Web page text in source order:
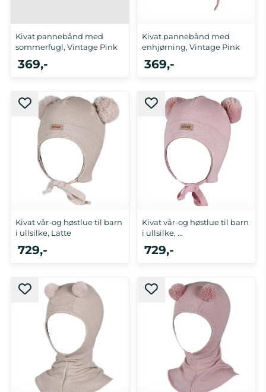
Kivat pannebånd med
sommerfugl, Vintage Pink
5-8 år
369,-
Kivat pannebånd med
enhjørning, Vintage Pink
5-8 år
369,-
Kivat vår-og høstlue til barn
i ullsilke, Latte
0-1 år, 1-2 år
729,-
Kivat vår-og høstlue til barn
i ullsilke, ...
0-1 år
729,-